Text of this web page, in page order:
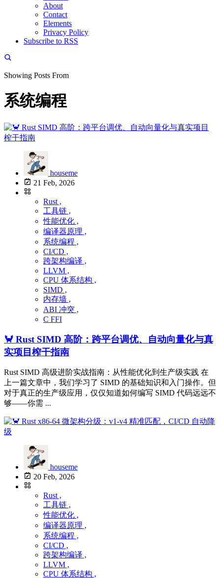
About
Contact
Elements
Privacy Policy
Subscribe to RSS
Showing Posts From
系统编程
houseme
21 Feb, 2026
Rust ,
工具链 ,
性能优化 ,
编译器原理 ,
系统编程 ,
CI/CD ,
跨架构编译 ,
LLVM ,
CPU 体系结构 ,
SIMD ,
内存墙 ,
ABI 冲突 ,
C FFI
🦀 Rust SIMD 高阶：跨平台调优、自动向量化与真
实项目榨干指南
Rust SIMD 高级进阶实战指南：从性能优化到生产级实践 在
上一篇文章中，我们学习了 SIMD 的基础知识和入门操作。但
对于真正的生产级应用，仅仅知道如何编写 SIMD 代码远远不
够——你需 ...
houseme
20 Feb, 2026
Rust ,
工具链 ,
性能优化 ,
编译器原理 ,
系统编程 ,
CI/CD ,
跨架构编译 ,
LLVM ,
CPU 体系结构 ,